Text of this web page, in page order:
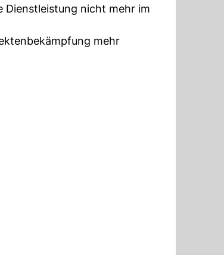
Dienstleistung nicht mehr im
mehr